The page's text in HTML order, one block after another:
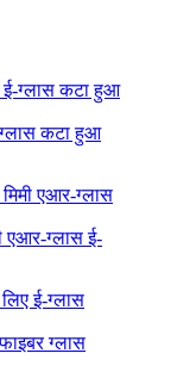
ग्लास कटा हुआ
एआर-ग्लास ई-
ग्लास